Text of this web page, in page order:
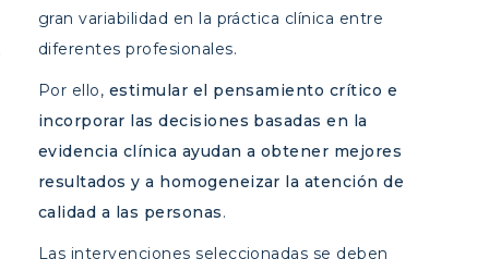
gran variabilidad en la práctica clínica entre
diferentes profesionales.
Por ello, estimular el pensamiento crítico e
incorporar las decisiones basadas en la
evidencia clínica ayudan a obtener mejores
resultados y a homogeneizar la atención de
calidad a las personas.
Las intervenciones seleccionadas se deben